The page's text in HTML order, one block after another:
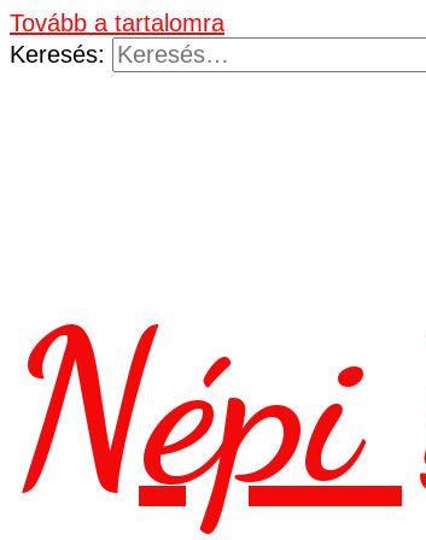
Tovább a tartalomra
Keresés: